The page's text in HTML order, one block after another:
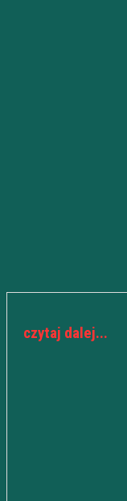
czytaj dalej...